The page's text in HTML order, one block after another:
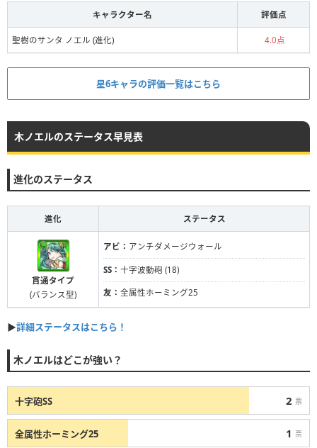
キャラクター名 評価点
聖樹のサンタ ノエル (進化) 4.0点
星6キャラの評価一覧はこちら
木ノエルのステータス早見表
進化のステータス
進化 ステータス
貫通タイプ
(バランス型)
アビ： アンチダメージウォール
SS： 十字波動砲 (18)
友： 全属性ホーミング25
▶詳細ステータスはこちら！
木ノエルはどこが強い？
十字砲SS 2 票
全属性ホーミング25 1 票